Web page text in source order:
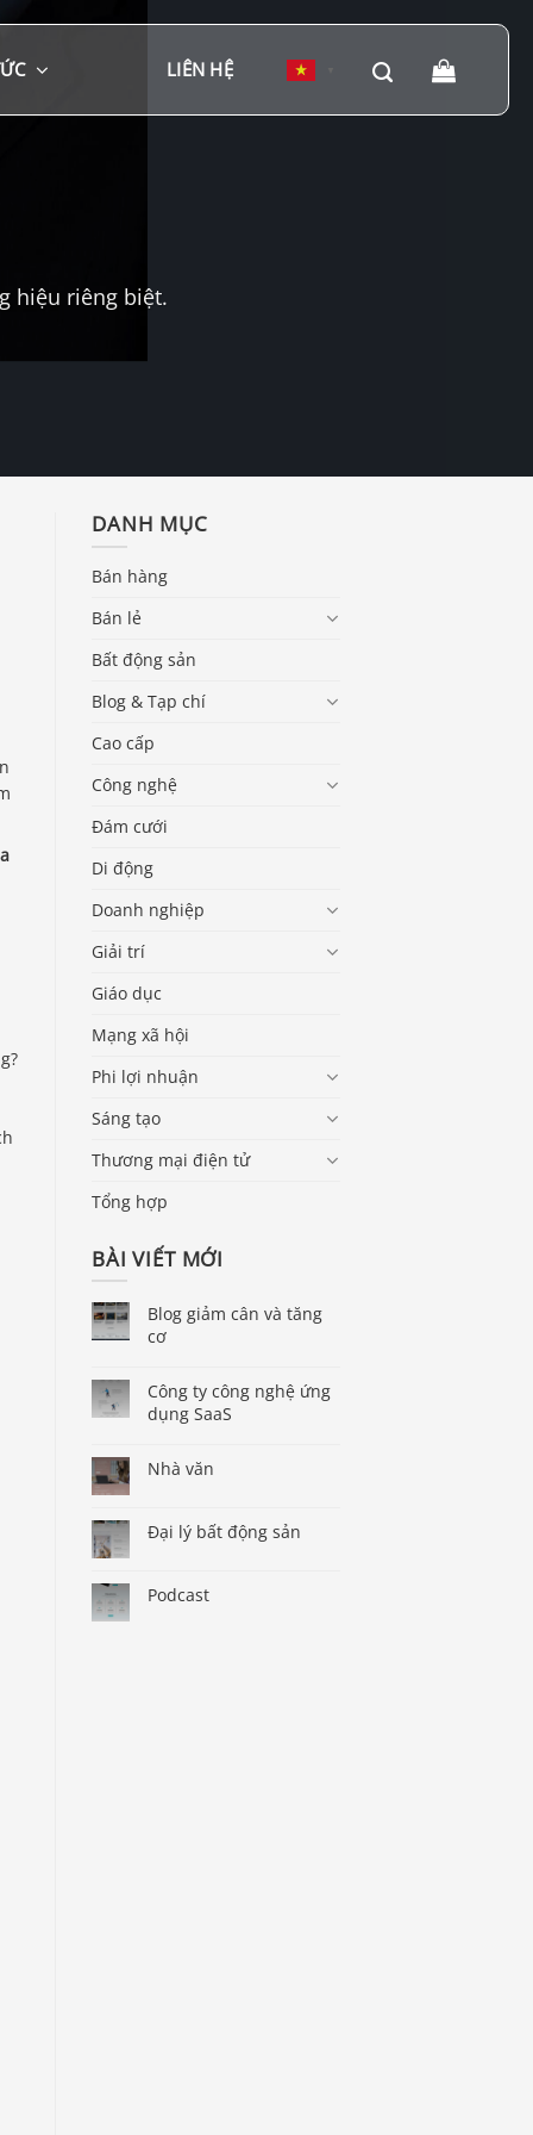
LIÊN HỆ
hiệu riêng biệt.
DANH MỤC
Bán hàng
Bán lẻ
Bất động sản
Blog & Tạp chí
Cao cấp
Công nghệ
Đám cưới
Di động
Doanh nghiệp
Giải trí
Giáo dục
Mạng xã hội
Phi lợi nhuận
Sáng tạo
Thương mại điện tử
Tổng hợp
BÀI VIẾT MỚI
Blog giảm cân và tăng
cơ
Công ty công nghệ ứng
dụng SaaS
Nhà văn
Đại lý bất động sản
Podcast